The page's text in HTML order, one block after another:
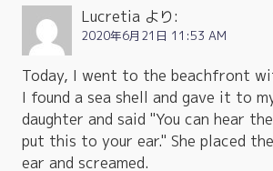
Lucretia より:
2020年6月21日 11:53 AM
Today, I went to the beachfront
I found a sea shell and gave it to
daughter and said "You can hear
put this to your ear." She placed
ear and screamed.